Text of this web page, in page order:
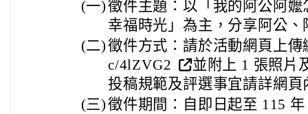
(一)徵件主題：以「我的阿公阿
幸福時光」為主，分享阿公
(二)徵件方式：請於活動網頁上
c/4lZVG2
並附上 1 張照片
投稿規範及評選事宜請詳網頁
(三)徵件期間：自即日起至 115